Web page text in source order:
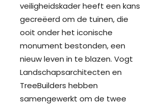
veiligheidskader heeft een kans
gecreëerd om de tuinen, die
ooit onder het iconische
monument bestonden, een
nieuw leven in te blazen. Vogt
Landschapsarchitecten en
TreeBuilders hebben
samengewerkt om de twee